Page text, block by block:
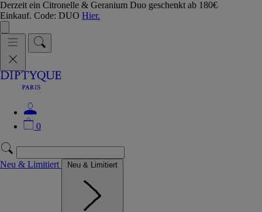
Derzeit ein Citronelle & Geranium Duo geschenkt ab 180€
Einkauf. Code: DUO Hier.
0
Neu & Limitiert Neu & Limitiert